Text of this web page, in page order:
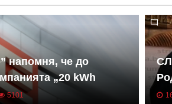
напомня, че до
„20 kWh
само няколко дни
5101